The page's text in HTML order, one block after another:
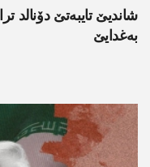
شاندیێ تایبەتێ دۆنالد
بەغدایێ